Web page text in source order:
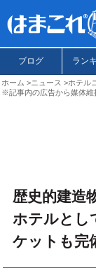
ブログ ラン
ホーム ニュース
ホテル
※記事内の広告から媒体維
歴史的建造
ホテルとし
ケットも完